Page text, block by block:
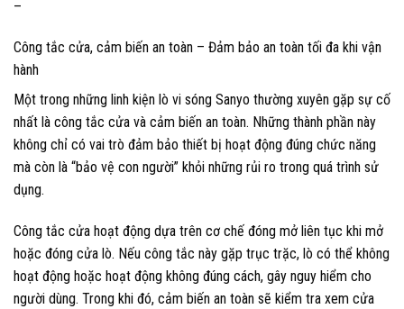
–
Công tắc cửa, cảm biến an toàn – Đảm bảo an toàn tối đa khi vận
hành
Một trong những linh kiện lò vi sóng Sanyo thường xuyên gặp sự cố
nhất là công tắc cửa và cảm biến an toàn. Những thành phần này
không chỉ có vai trò đảm bảo thiết bị hoạt động đúng chức năng
mà còn là “bảo vệ con người” khỏi những rủi ro trong quá trình sử
dụng.
Công tắc cửa hoạt động dựa trên cơ chế đóng mở liên tục khi mở
hoặc đóng cửa lò. Nếu công tắc này gặp trục trặc, lò có thể không
hoạt động hoặc hoạt động không đúng cách, gây nguy hiểm cho
người dùng. Trong khi đó, cảm biến an toàn sẽ kiểm tra xem cửa